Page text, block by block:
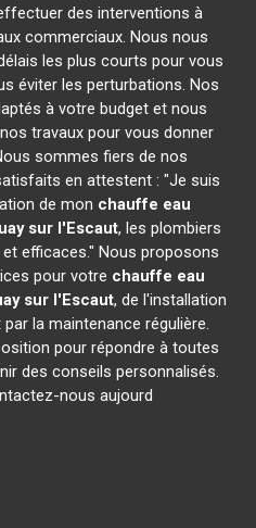
des interventions à
commerciaux. Nous nous
les plus courts pour vous
éviter les perturbations. Nos
à votre budget et nous
travaux pour vous donner
sommes fiers de nos
en attestent : "Je suis
de mon chauffe eau
sur l'Escaut, les plombiers
efficaces." Nous proposons
pour votre chauffe eau
sur l'Escaut, de l'installation
la maintenance régulière.
pour répondre à toutes
des conseils personnalisés.
nous aujourd